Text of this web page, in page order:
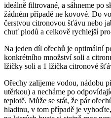
ideálně filtrované, a sáhneme po
žádném případě ne kovové. Do
čerstvou citronovou šťávu nebo
chuť plodů a celkově rychlejší
Na jeden díl ořechů je optimální
konkrétního množství soli a
lžičky soli a 1 lžička citronové
Ořechy zalijeme vodou, nádobu
utěrkou) a necháme po
teplotě. Může se stát, že pár
hladinu, v tom případě je